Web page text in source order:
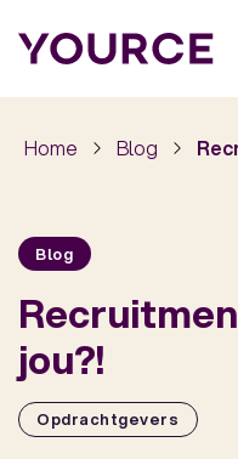
Home Blog
Blog
jou?!
Opdrachtgevers